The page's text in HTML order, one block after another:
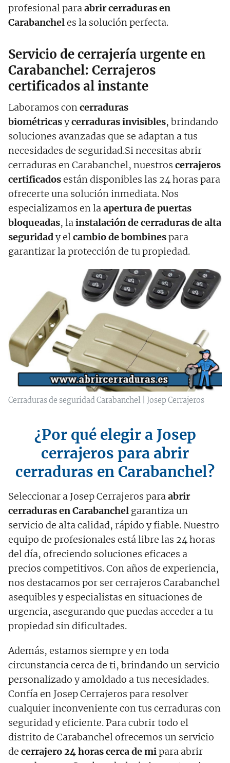
profesional paraabrir cerraduras en
Carabancheles la solución perfecta.
Servicio de cerrajería urgente en
Carabanchel: Cerrajeros
certificados al instante
Laboramos concerraduras
biométricasycerraduras invisibles, brindando
soluciones avanzadas que se adaptan a tus
necesidades de seguridad.Si necesitas abrir
cerraduras en Carabanchel, nuestros cerrajeros
certificadosestán disponibles las 24 horas para
ofrecerte una solución inmediata. Nos
especializamos en laapertura de puertas
bloqueadas, lainstalación de cerraduras de alta
seguridady elcambio de bombinespara
garantizar la protección de tu propiedad.
Cerraduras de seguridad Carabanchel | Josep Cerrajeros
¿Por qué elegir a Josep
cerrajeros para abrir
cerraduras en Carabanchel?
Seleccionar a Josep Cerrajeros paraabrir
cerraduras en Carabanchel garantiza un
servicio de alta calidad, rápido y fiable. Nuestro
equipo de profesionales está libre las 24 horas
del día, ofreciendo soluciones eficaces a
precios competitivos. Con años de experiencia,
nos destacamos por ser cerrajeros Carabanchel
asequibles y especialistas en situaciones de
urgencia, asegurando que puedas acceder a tu
propiedad sin dificultades.
Además, estamos siempre y en toda
circunstancia cerca de ti, brindando un servicio
personalizado y amoldado a tus necesidades.
Confía en Josep Cerrajeros para resolver
cualquier inconveniente con tus cerraduras con
seguridad y eficiente. Para cubrir todo el
distrito de Carabanchel ofrecemos un servicio
de cerrajero 24 horas cerca de mipara abrir